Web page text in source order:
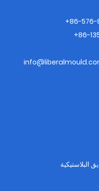
+86-576-
+86-
البلاستيكية